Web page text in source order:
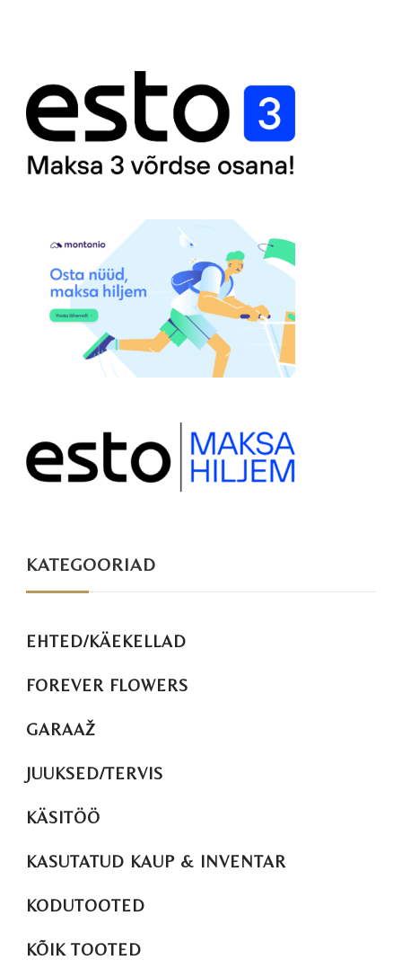
KATEGOORIAD
EHTED/KÄEKELLAD
FOREVER FLOWERS
GARAAŽ
JUUKSED/TERVIS
KÄSITÖÖ
KASUTATUD KAUP & INVENTAR
KODUTOOTED
KÕIK TOOTED